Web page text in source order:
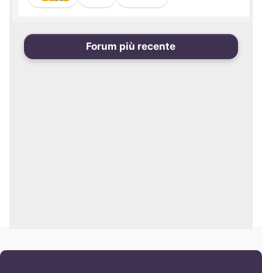
Forum più recente